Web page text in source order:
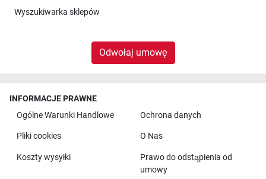
Wyszukiwarka sklepów
Odwołaj umowę
INFORMACJE PRAWNE
Ogólne Warunki Handlowe
Ochrona danych
Pliki cookies O Nas
Koszty wysyłki
Prawo do odstąpienia od
umowy